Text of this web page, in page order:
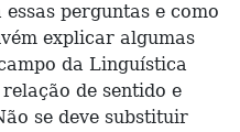
perguntas e como
explicar algumas
da Linguística
de sentido e
se deve substituir